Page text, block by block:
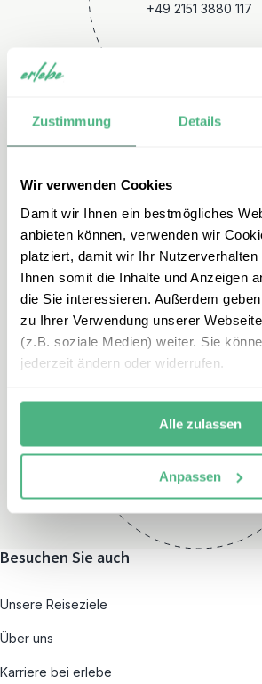
Zustimmung Details
Wir verwenden Cookies
Damit wir Ihnen ein bestmögliches
anbieten können, verwenden wir
platziert, damit wir Ihr Nutzerverhalten
Ihnen somit die Inhalte und Anzeigen
die Sie interessieren. Außerdem
zu Ihrer Verwendung unserer
(z.B. soziale Medien) weiter. Sie
jederzeit ändern oder widerrufen.
Alle zulassen
Anpassen
+49 2151 3880 117
E-Mail
Montag – Freitag:
und nach
Terminvereinbarung
Besuchen Sie auch
Unsere Reiseziele
Über uns
Karriere bei erlebe